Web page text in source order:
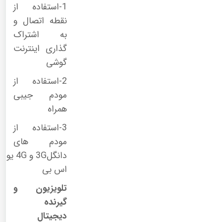
1-استفاده از
نقطه اتصال و
به اشتراک
گذاری اینترنت
گوشی
2-استفاده از
مودم جیبی
همراه
3-استفاده از
مودم های
دانگل3G و 4G یو
اس بی
تلویزیون و
گیرنده
دیجیتال